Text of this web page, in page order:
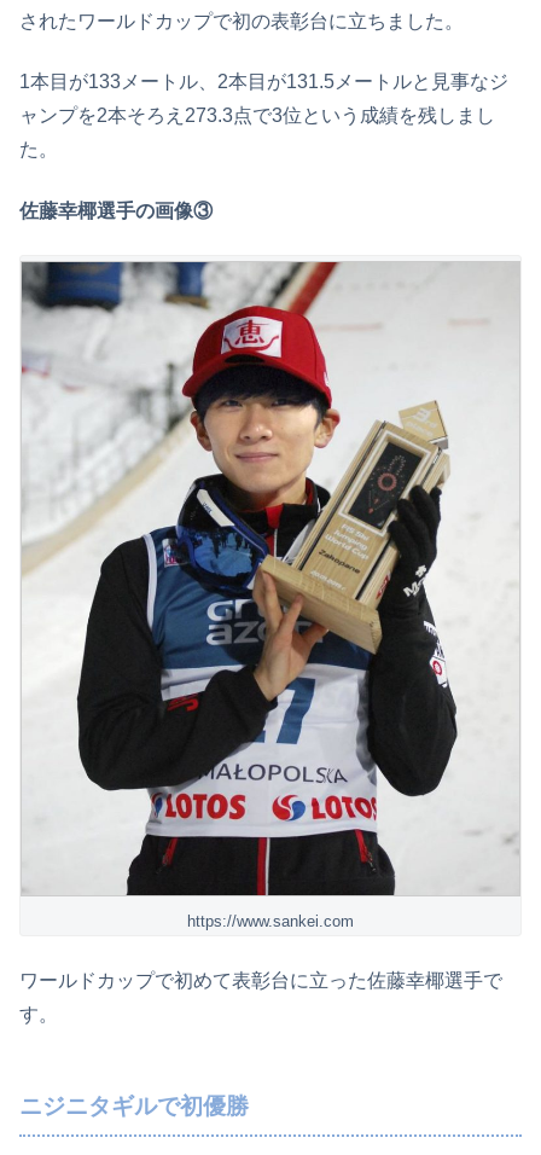
されたワールドカップで初の表彰台に立ちました。
1本目が133メートル、2本目が131.5メートルと見事なジ
ャンプを2本そろえ273.3点で3位という成績を残しまし
た。
佐藤幸椰選手の画像③
https://www.sankei.com
ワールドカップで初めて表彰台に立った佐藤幸椰選手で
す。
ニジニタギルで初優勝